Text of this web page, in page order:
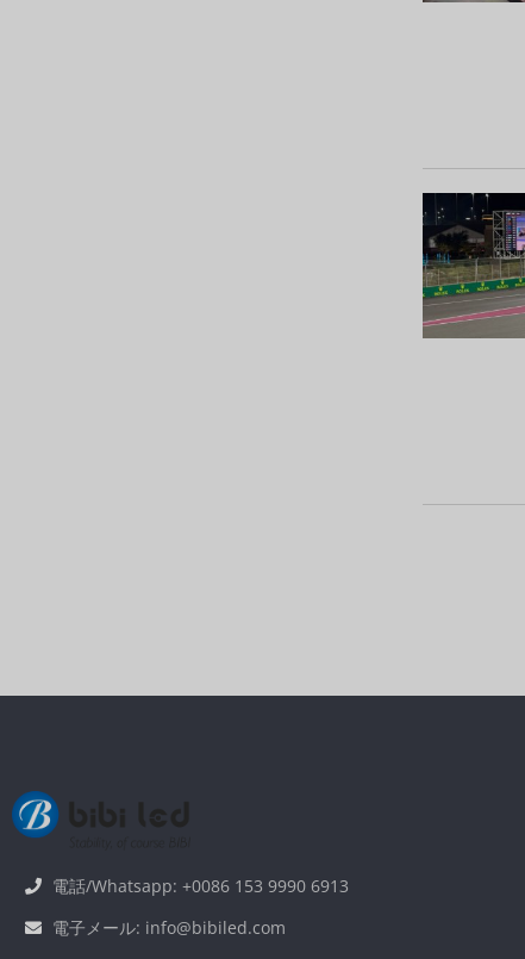
電話/Whatsapp: +0086 153 9990 6913
電子メール: info@bibiled.com